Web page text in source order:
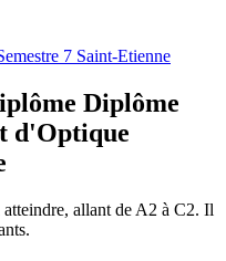
7 Saint-Etienne
Diplôme
d'Optique
allant de A2 à C2. Il